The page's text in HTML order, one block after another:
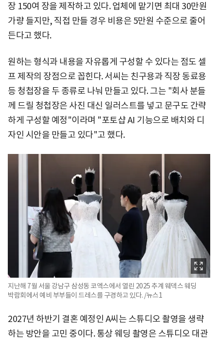
장 150여 장을 제작하고 있다. 업체에 맡기면 최대 30만원
가량 들지만, 직접 만들 경우 비용은 5만원 수준으로 줄어
든다고 했다.
원하는 형식과 내용을 자유롭게 구성할 수 있다는 점도 셀
프 제작의 장점으로 꼽힌다. 서씨는 친구용과 직장 동료용
등 청첩장을 두 종류로 나눠 만들고 있다. 그는 "회사 분들
께 드릴 청첩장은 사진 대신 일러스트를 넣고 문구도 간략
하게 구성할 예정"이라며 "포토샵 AI 기능으로 배치와 디
자인 시안을 만들고 있다"고 했다.
지난해 7월 서울 강남구 삼성동 코엑스에서 열린 2025 추계 웨덱스 웨딩
박람회에서 예비 부부들이 드레스를 구경하고 있다. /뉴스1
2027년 하반기 결혼 예정인 A씨는 스튜디오 촬영을 생략
하는 방안을 고민 중이다. 통상 웨딩 촬영은 스튜디오 대관